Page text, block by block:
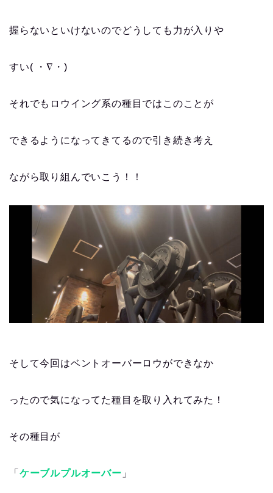
握らないといけないのでどうしても力が入りや
すい( ・∇・)
それでもロウイング系の種目ではこのことが
できるようになってきてるので引き続き考え
ながら取り組んでいこう！！
そして今回はベントオーバーロウができなか
ったので気になってた種目を取り入れてみた！
その種目が
「 ケーブルプルオーバー 」